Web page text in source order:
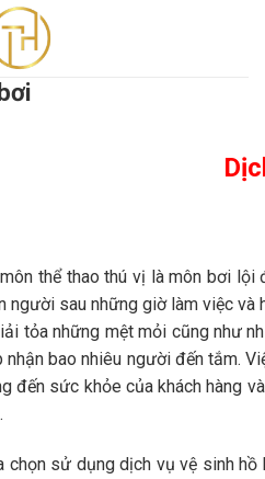
thể thao thú vị là môn bơi
người sau những giờ làm việc
tỏa những mệt mỏi cũng như
bao nhiêu người đến tắm.
đến sức khỏe của khách hàng
chọn sử dụng dịch vụ vệ sinh